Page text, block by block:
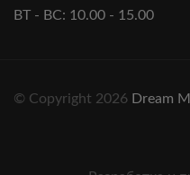
ВТ - ВС: 10.00 - 15.00
© Copyright 2026 Dream